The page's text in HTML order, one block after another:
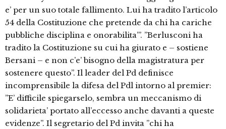
e’ per un suo totale fallimento. Lui ha tradito l’articolo
54 della Costituzione che pretende da chi ha cariche
pubbliche disciplina e onorabilita”’. ”Berlusconi ha
tradito la Costituzione su cui ha giurato e – sostiene
Bersani – e non c’e’ bisogno della magistratura per
sostenere questo”. Il leader del Pd definisce
incomprensibile la difesa del Pdl intorno al premier:
”E’ difficile spiegarselo, sembra un meccanismo di
solidarieta’ portato all’eccesso anche davanti a queste
evidenze”. Il segretario del Pd invita ”chi ha